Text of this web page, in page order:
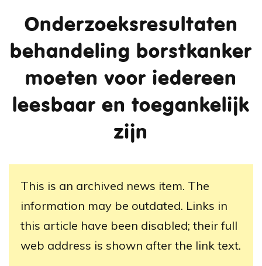
Onderzoeksresultaten
behandeling borstkanker
moeten voor iedereen
leesbaar en toegankelijk
zijn
This is an archived news item. The
information may be outdated. Links in
this article have been disabled; their full
web address is shown after the link text.